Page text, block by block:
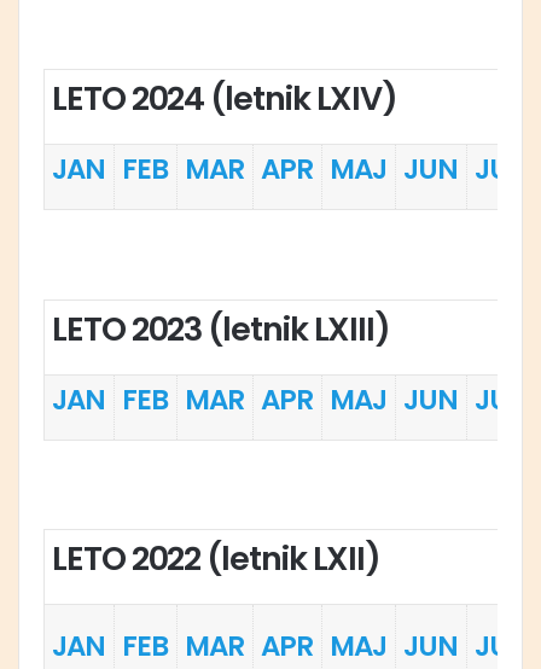
LETO 2024 (letnik LXIV)
JAN FEB MAR APR MAJ JUN JUL
LETO 2023 (letnik LXIII)
JAN FEB MAR APR MAJ JUN JUL
LETO 2022 (letnik LXII)
JAN FEB MAR APR MAJ JUN JUL